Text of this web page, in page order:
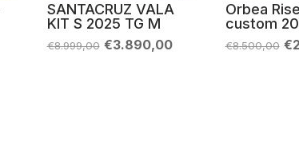
SANTACRUZ VALA
KIT S 2025 TG M
€8.999,00 Il
€3.890,00Il
Orbea
custom
€8.500,00 Il
€